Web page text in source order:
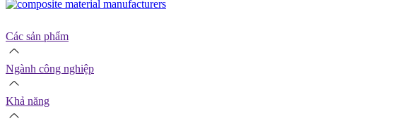
Các sản phẩm
Ngành công nghiệp
Khả năng